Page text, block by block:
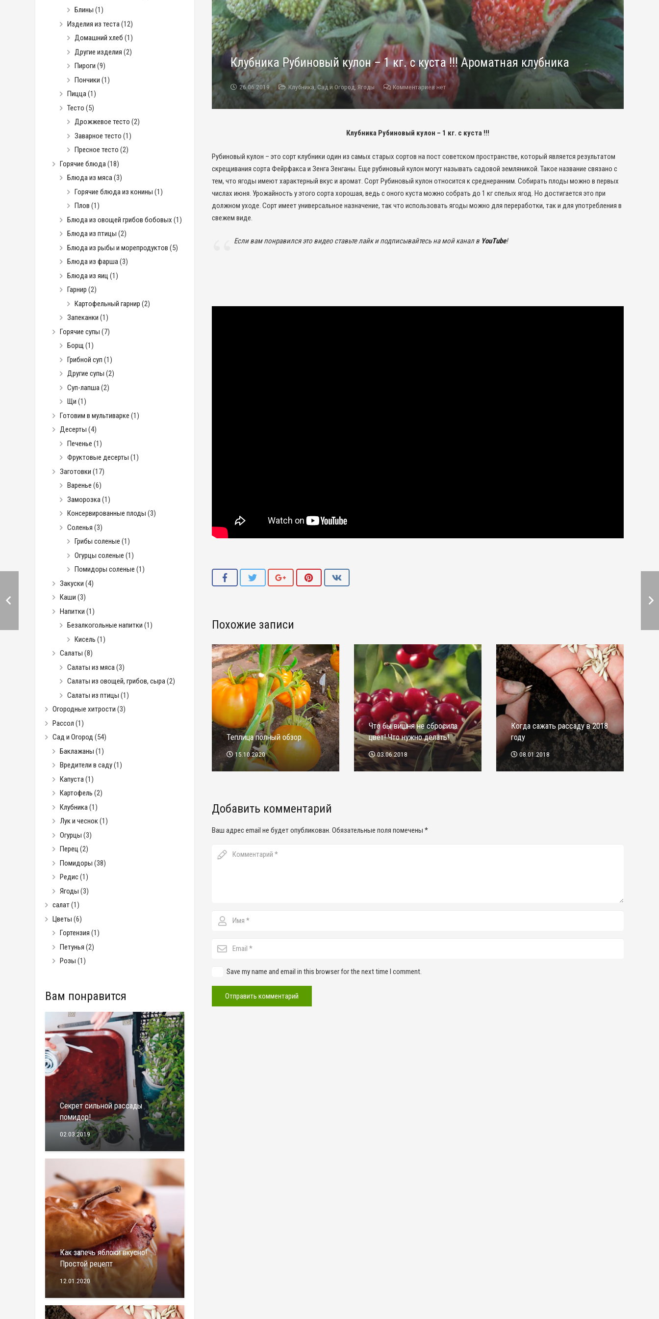
Клубника Рубиновый кулон – 1 кг. с куста !!! Ароматная клубника
26.06.2019 Клубника Сад и Огород, Ягоды Комментариев нет
Клубника Рубиновый кулон – 1 кг. с куста !!!
Рубиновый кулон – это сорт клубники один из самых старых сортов на пост советском пространстве, который является результатом
скрещивания сорта Фейрфакса и Зенга Зенганы. Еще рубиновый кулон могут называть садовой земляникой. Такое название связано с
тем, что ягоды имеют характерный вкус и аромат. Сорт Рубиновый кулон относится к среднеранним. Собирать плоды можно в первых
числах июня. Урожайность у этого сорта хорошая, ведь с оного куста можно собрать до 1 кг спелых ягод. Но достигается это при
должном уходе. Сорт имеет универсальное назначение, так что использовать ягоды можно для переработки, так и для употребления в
свежем виде.
Если вам понравился это видео ставьте лайк и подписывайтесь на мой канал в YouTube!
Похожие записи
Теплица полный обзор
15.10.2020
Что бы вишня не сбросила
цвет! Что нужно делать!
03.06.2018
Когда сажать рассаду в 2018
году
08.01.2018
Добавить комментарий
Ваш адрес email не будет опубликован. Обязательные поля помечены *
Save my name and email in this browser for the next time I comment.
Отправить комментарий
Блины (1)
Изделия из теста (12)
Домашний хлеб (1)
Другие изделия (2)
Пироги (9)
Пончики (1)
Пицца(1)
Тесто (5)
Дрожжевое тесто (2)
Заварное тесто (1)
Пресное тесто (2)
Горячие блюда (18)
Блюда из мяса(3)
Горячие блюда из конины (1)
Плов (1)
Блюда из овощей грибов бобовых (1)
Блюда из птицы (2)
Блюда из рыбы и морепродуктов (5)
Блюда из фарша(3)
Блюда из яиц (1)
Гарнир (2)
Картофельный гарнир (2)
Запеканки (1)
Горячие супы (7)
Борщ (1)
Грибной суп (1)
Другие супы (2)
Суп-лапша (2)
Щи (1)
Готовим в мультиварке (1)
Десерты (4)
Печенье (1)
Фруктовые десерты (1)
Заготовки (17)
Варенье (6)
Заморозка (1)
Консервированные плоды (3)
Соленья (3)
Грибы соленые (1)
Огурцы соленые (1)
Помидоры соленые (1)
Закуски (4)
Каши (3)
Напитки (1)
Безалкогольные напитки (1)
Кисель (1)
Салаты (8)
Салаты из мяса (3)
Салаты из овощей, грибов, сыра(2)
Салаты из птицы (1)
Огородные хитрости (3)
Рассол (1)
Сад и Огород (54)
Баклажаны (1)
Вредители в саду(1)
Капуста (1)
Картофель (2)
Клубника (1)
Лук и чеснок(1)
Огурцы (3)
Перец (2)
Помидоры (38)
Редис(1)
Ягоды (3)
салат(1)
Цветы (6)
Гортензия (1)
Петунья (2)
Розы (1)
Вам понравится
Секрет сильной рассады
помидор!
02.03.2019
Как запечь яблоки вкусно!
Простой рецепт
12.01.2020